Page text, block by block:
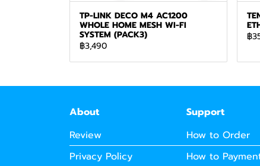
TP-LINK DECO M4 AC1200
WHOLE HOME MESH WI-FI
SYSTEM (PACK3)
฿3,490
฿
About
Review
Privacy Policy
Support
How to Order
How to